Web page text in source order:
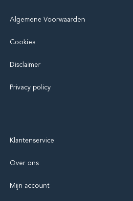
Algemene Voorwaarden
Cookies
Disclaimer
Privacy policy
Klantenservice
Over ons
Mijn account